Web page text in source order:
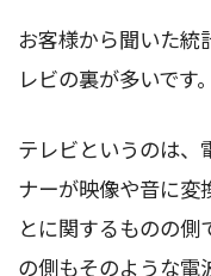
お客様から聞いた統
レビの裏が多いです。
テレビというのは、
ナーが映像や音に変
とに関するものの側
の側もそのような電